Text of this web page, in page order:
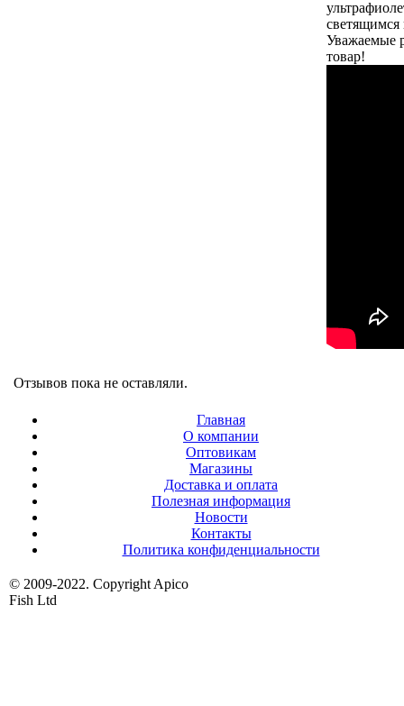
светящимся
Уважаемые
товар!
Отзывов пока не оставляли.
Главная
О компании
Оптовикам
Магазины
Доставка и оплата
Полезная информация
Новости
Контакты
Политика конфиденциальности
© 2009-2022. Copyright Apico
Fish Ltd